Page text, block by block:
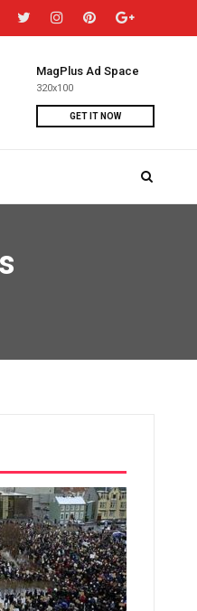
MagPlus Ad Space
320x100
GET IT NOW